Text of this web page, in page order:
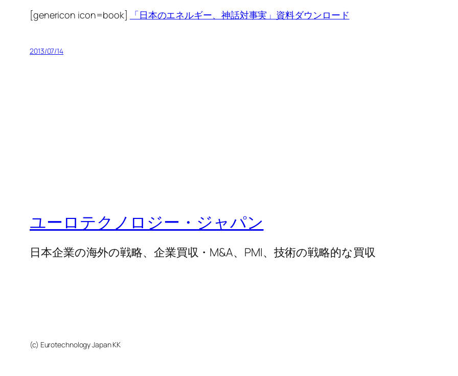
[genericon icon=book]
「日本のエネルギー、神話対事実」資料ダウンロード
2013/07/14
ユーロテクノロジー・ジャパン
日本企業の海外の戦略、企業買収・M&A、PMI、技術の戦略的な買収
(c) Eurotechnology Japan KK